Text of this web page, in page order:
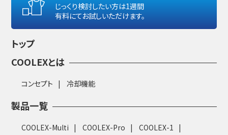
じっくり検討したい方は1週間
有料にてお試しいただけます。
トップ
COOLEXとは
コンセプト 冷却機能
製品一覧
COOLEX-Multi COOLEX-Pro
COOLEX-1